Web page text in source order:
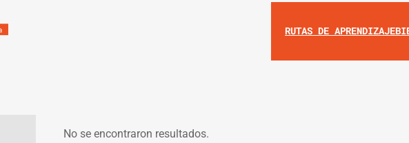
RUTAS DE APRENDIZAJE
No se encontraron resultados.